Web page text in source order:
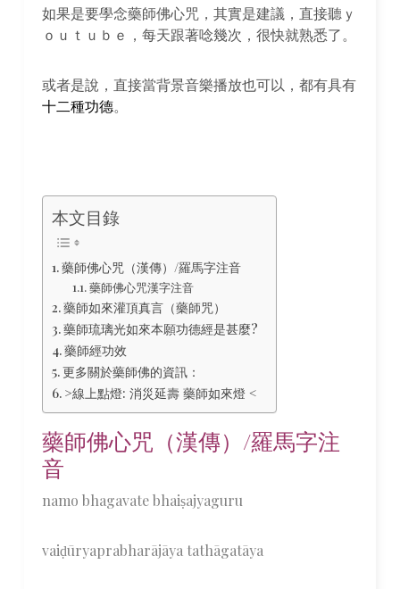
如果是要學念藥師佛心咒，其實是建議，直接聽ｙ
ｏｕｔｕｂｅ，每天跟著唸幾次，很快就熟悉了。
或者是說，直接當背景音樂播放也可以，都有具有
十二種功德。
本文目錄
藥師佛心咒（漢傳）/羅馬字注音
藥師佛心咒漢字注音
藥師如來灌頂真言（藥師咒）
藥師琉璃光如來本願功德經是甚麼?
藥師經功效
更多關於藥師佛的資訊：
>線上點燈: 消災延壽 藥師如來燈 <
藥師佛心咒（漢傳）/羅馬字注
音
namo bhagavate bhaiṣajyaguru
vaiḍūryaprabharājāya tathāgatāya